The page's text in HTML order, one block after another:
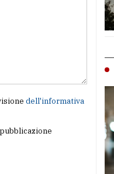
dell'informativa